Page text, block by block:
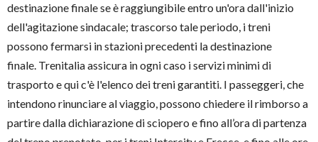
destinazione finale se è raggiungibile entro un'ora dall'inizio
dell'agitazione sindacale; trascorso tale periodo, i treni
possono fermarsi in stazioni precedenti la destinazione
finale. Trenitalia assicura in ogni caso i servizi minimi di
trasporto e qui c'è l'elenco dei treni garantiti. I passeggeri, che
intendono rinunciare al viaggio, possono chiedere il rimborso a
partire dalla dichiarazione di sciopero e fino all’ora di partenza